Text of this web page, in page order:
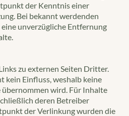
der Kenntnis einer
Bei bekannt werdenden
unverzügliche Entfernung
zu externen Seiten Dritter.
kein Einfluss, weshalb keine
wird. Für Inhalte
deren Betreiber
der Verlinkung wurden die